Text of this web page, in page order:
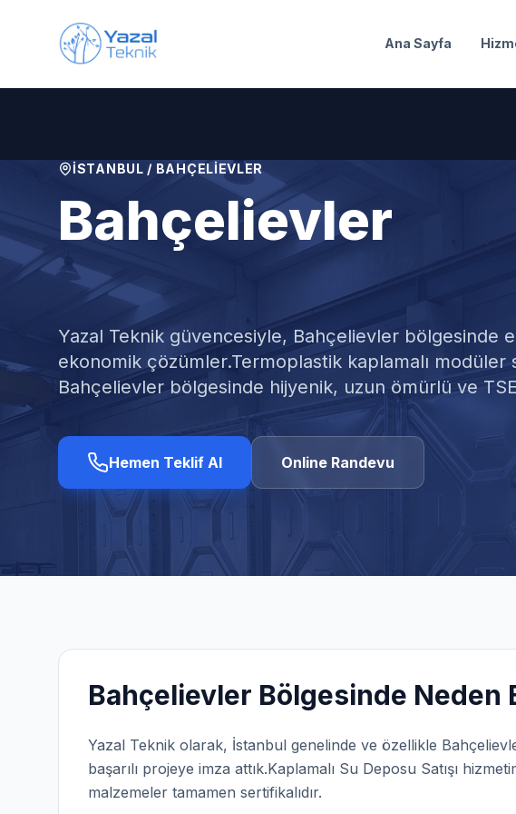
Ana Sayfa
İSTANBUL / BAHÇELIEVLER
Bahçelievler
Kaplamalı Su
Yazal Teknik güvencesiyle, Bahçelievler bölgesinde
ekonomik çözümler.Termoplastik kaplamalı modüler
Bahçelievler bölgesinde hijyenik, uzun ömürlü ve
Hemen Teklif Al Online Randevu
Bahçelievler Bölgesinde Neden
Yazal Teknik olarak, İstanbul genelinde ve özellikle
başarılı projeye imza attık.Kaplamalı Su Deposu Satışı
malzemeler tamamen sertifikalıdır.